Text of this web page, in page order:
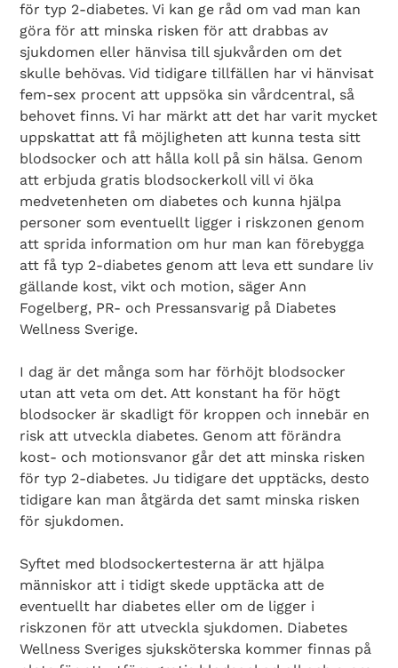
Search Diabetes Wellness Sverige
för typ 2-diabetes. Vi kan ge råd om vad man kan
göra för att minska risken för att drabbas av
sjukdomen eller hänvisa till sjukvården om det
skulle behövas. Vid tidigare tillfällen har vi hänvisat
fem-sex procent att uppsöka sin vårdcentral, så
behovet finns. Vi har märkt att det har varit mycket
uppskattat att få möjligheten att kunna testa sitt
blodsocker och att hålla koll på sin hälsa. Genom
att erbjuda gratis blodsockerkoll vill vi öka
medvetenheten om diabetes och kunna hjälpa
personer som eventuellt ligger i riskzonen genom
att sprida information om hur man kan förebygga
att få typ 2-diabetes genom att leva ett sundare liv
gällande kost, vikt och motion, säger Ann
Fogelberg, PR- och Pressansvarig på Diabetes
Wellness Sverige.
I dag är det många som har förhöjt blodsocker
utan att veta om det. Att konstant ha för högt
blodsocker är skadligt för kroppen och innebär en
risk att utveckla diabetes. Genom att förändra
kost- och motionsvanor går det att minska risken
för typ 2-diabetes. Ju tidigare det upptäcks, desto
tidigare kan man åtgärda det samt minska risken
för sjukdomen.
Syftet med blodsockertesterna är att hjälpa
människor att i tidigt skede upptäcka att de
eventuellt har diabetes eller om de ligger i
riskzonen för att utveckla sjukdomen. Diabetes
Wellness Sveriges sjuksköterska kommer finnas på